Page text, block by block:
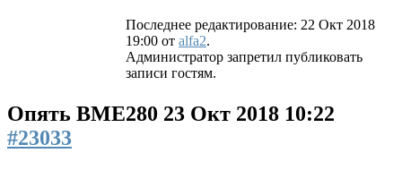
Последнее редактирование: 22 Окт 2018
19:00 от alfa2.
Администратор запретил публиковать
записи гостям.
Опять BME280 23 Окт 2018 10:22
#23033